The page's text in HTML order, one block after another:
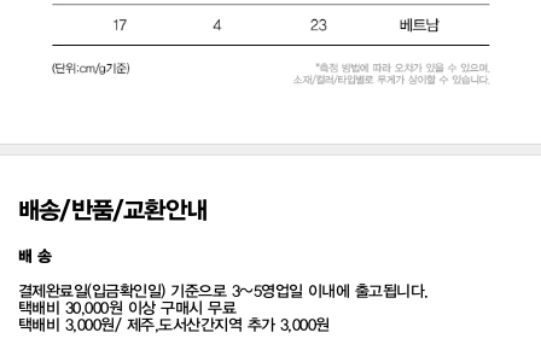
배송/반품/교환안내
배 송
결제완료일(입금확인일) 기준으로 3~5영업일 이내에 출고됩니다.
택배비 30,000원 이상 구매시 무료
택배비 3,000원/ 제주,도서산간지역 추가 3,000원